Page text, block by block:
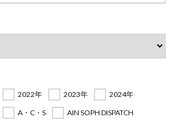
2022年 2023年
2024年
A・C・S
AIN SOPH DISPATCH